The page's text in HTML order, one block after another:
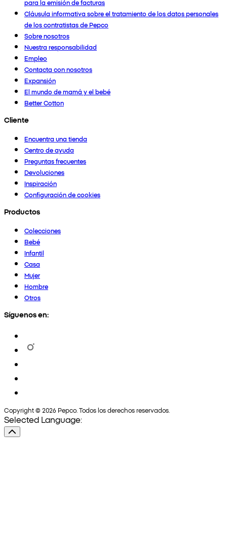
para la emisión de facturas
Cláusula informativa sobre el tratamiento de los datos personales
de los contratistas de Pepco
Sobre nosotros
Nuestra responsabilidad
Empleo
Contacta con nosotros
Expansión
El mundo de mamá y el bebé
Better Cotton
Cliente
Encuentra una tienda
Centro de ayuda
Preguntas frecuentes
Devoluciones
Inspiración
Configuración de cookies
Productos
Colecciones
Bebé
Infantil
Casa
Mujer
Hombre
Otros
Síguenos en:
Copyright © 2026 Pepco. Todos los derechos reservados.
Selected Language: